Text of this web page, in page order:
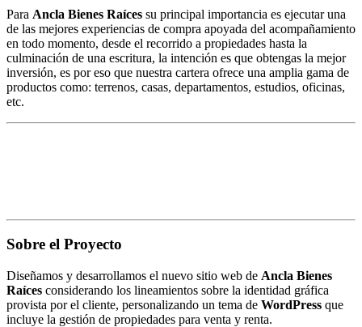
Para Ancla Bienes Raíces su principal importancia es ejecutar una
de las mejores experiencias de compra apoyada del acompañamiento
en todo momento, desde el recorrido a propiedades hasta la
culminación de una escritura, la intención es que obtengas la mejor
inversión, es por eso que nuestra cartera ofrece una amplia gama de
productos como: terrenos, casas, departamentos, estudios, oficinas,
etc.
Sobre el Proyecto
Diseñamos y desarrollamos el nuevo sitio web de Ancla Bienes
Raíces considerando los lineamientos sobre la identidad gráfica
provista por el cliente, personalizando un tema de WordPress que
incluye la gestión de propiedades para venta y renta.